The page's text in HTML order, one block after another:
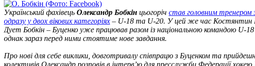
Український фахівець Олександр Бобкін цьогоріч став головним тренером
одразу у двох вікових категоріях – U-18 та U-20. У цей же час Костянтин
Дует Бобкін – Буценко уже працював разом із національною командою U-18
однак зараз перед ними стоятиме нове завдання.
Про нові для себе виклики, довготривалу співпрацю з Буценком та
колективів Олександр розповів в інтерв’ю для пресслужби Федерації хокею